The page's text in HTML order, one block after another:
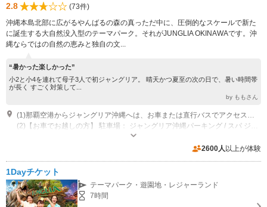
2.8
(73件)
沖縄本島北部に広がるやんばるの森の真っただ中に、圧倒的なスケールで新た
に誕生する大自然没入型のテーマパーク。それがJUNGLIA OKINAWAです。沖
縄ならではの自然の恵みと独自の文...
“暑かった楽しかった”
小2と小4を連れて母子3人で初ジャングリア。 晴天かつ夏至の次の日で、暑い時間帯
が長く すごく対策して...
by ももさん
営業時間：営業時間は日によって異なるため、ご来場の際は事前にオフィシ
2600人 以上が体験
1Dayチケット
テーマパーク・遊園地・レジャーランド
7時間